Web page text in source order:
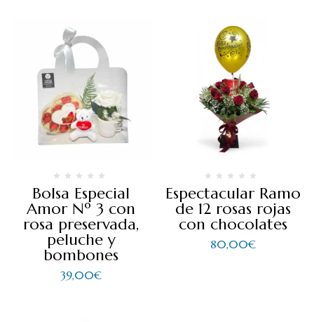
Bolsa Especial
Amor Nº 3 con
rosa preservada,
peluche y
bombones
39,00€
Espectacular Ramo
de 12 rosas rojas
con chocolates
80,00€